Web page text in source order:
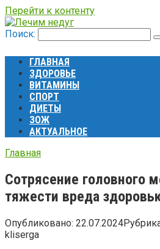
Перейти к контенту
Поиск:
ГЛАВНАЯ
ЗДОРОВЬЕ
ВИТАМИНЫ
СПОРТ
ДИЕТЫ
ЗОЖ
АКТУАЛЬНОЕ
Главная
Сотрясение головного
тяжести вреда
Опубликовано: 22.07.2024
kliserga